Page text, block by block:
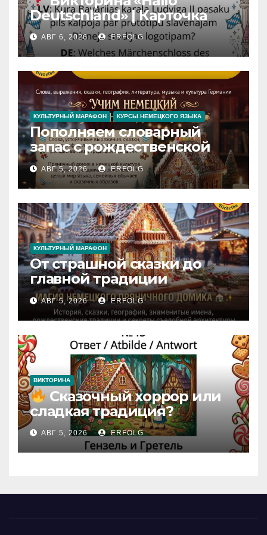
Deutschland» | Карточка
№46
Замок вдохновения
Iedvesmas pils / Schloss der
Inspiration
АВГ 6, 2026 ERFOLG
КУЛЬТУРНЫЙ МАРАФОН КУРСЫ НЕМЕЦКОГО ЯЗЫКА
Пополняем словарный
запас с рождественской
сказкой! Учим немецкий
вместе с Lebkuchenhaus
АВГ 5, 2026 ERFOLG
КУЛЬТУРНЫЙ МАРАФОН
От страшной сказки до
главной традиции
Рождества: секреты
немецкого пряничного
домика!
АВГ 5, 2026 ERFOLG
ВИКТОРИНА
Сказочный хоррор или
сладкая традиция?
Открываем секреты
вчерашней викторины!
АВГ 5, 2026 ERFOLG